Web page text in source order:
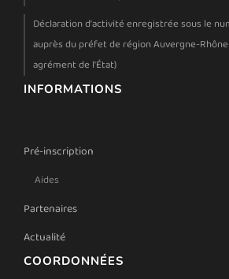
Déclaration d'activité enregistrée sous le
auprès du préfet de région Auvergne-
agrément de l'État)
INFORMATIONS
Pré-inscription
Aides
Partenaires
Actualité
COORDONNÉES